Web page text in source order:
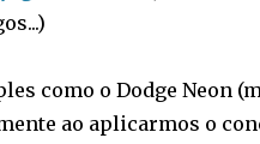
como o Dodge Neon
ao aplicarmos o